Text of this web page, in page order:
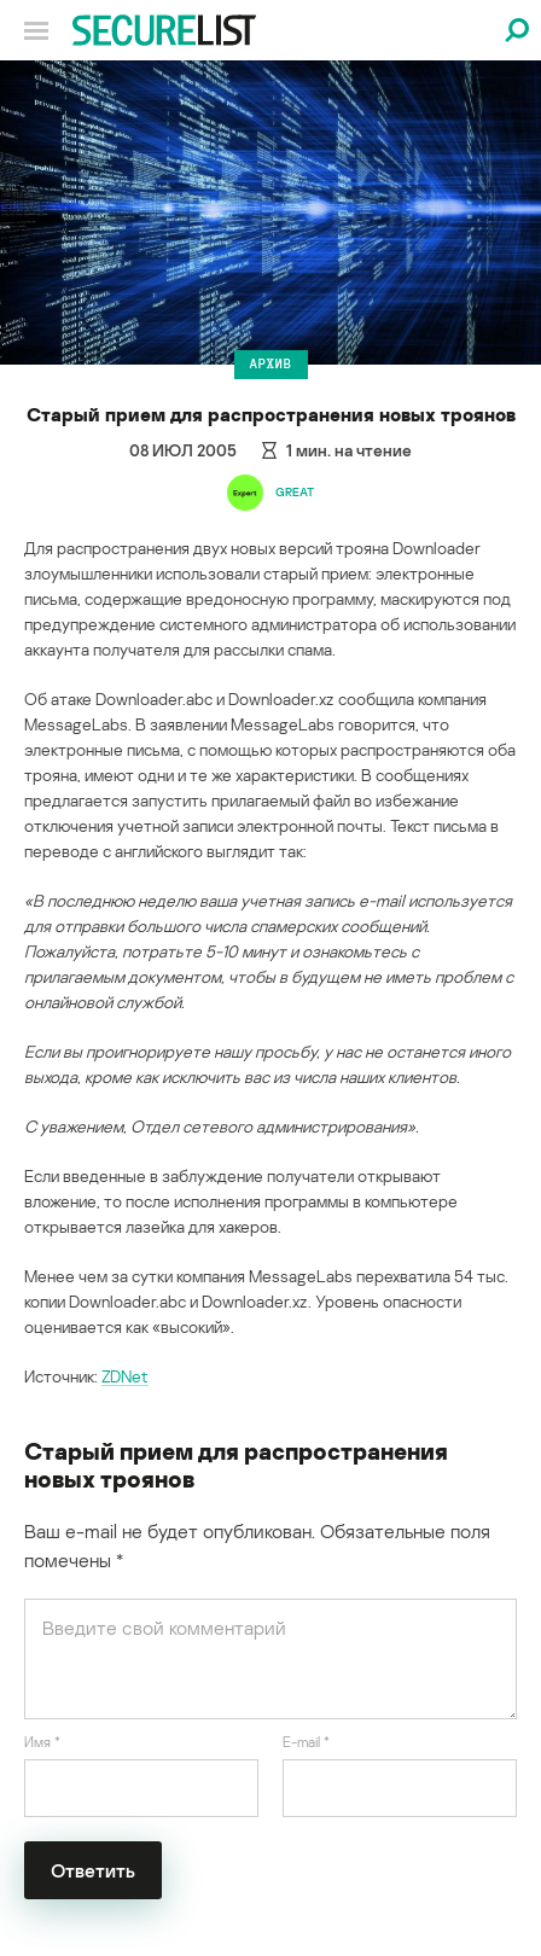
АРХИВ
Старый прием для распространения новых троянов
08 ИЮЛ 2005 1 мин. на чтение
GREAT
Для распространения двух новых версий трояна Downloader
злоумышленники использовали старый прием: электронные
письма, содержащие вредоносную программу, маскируются под
предупреждение системного администратора об использовании
аккаунта получателя для рассылки спама.
Об атаке Downloader.abc и Downloader.xz сообщила компания
MessageLabs. В заявлении MessageLabs говорится, что
электронные письма, с помощью которых распространяются оба
трояна, имеют одни и те же характеристики. В сообщениях
предлагается запустить прилагаемый файл во избежание
отключения учетной записи электронной почты. Текст письма в
переводе с английского выглядит так:
«В последнюю неделю ваша учетная запись e-mail используется
для отправки большого числа спамерских сообщений.
Пожалуйста, потратьте 5-10 минут и ознакомьтесь с
прилагаемым документом, чтобы в будущем не иметь проблем с
онлайновой службой.
Если вы проигнорируете нашу просьбу, у нас не останется иного
выхода, кроме как исключить вас из числа наших клиентов.
С уважением, Отдел сетевого администрирования».
Если введенные в заблуждение получатели открывают
вложение, то после исполнения программы в компьютере
открывается лазейка для хакеров.
Менее чем за сутки компания MessageLabs перехватила 54 тыс.
копии Downloader.abc и Downloader.xz. Уровень опасности
оценивается как «высокий».
Источник: ZDNet
Старый прием для распространения
новых троянов
Ваш e-mail не будет опубликован. Обязательные поля
помечены *
Имя * E-mail *